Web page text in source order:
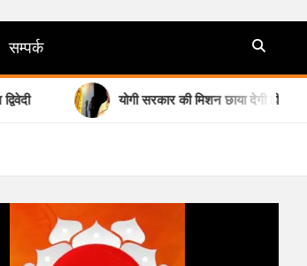
सम्पर्क
योगी सरकार की मिशन छाया देगी हीट वेव से राहत,